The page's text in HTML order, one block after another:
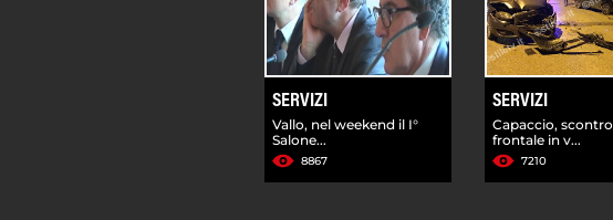
SERVIZI
Vallo, nel weekend il I°
Salone...
8867
SERVIZI
Capaccio, scontro
frontale in v...
7210